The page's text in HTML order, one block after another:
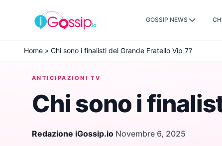
Skip to content
GOSSIP NEWS
Home » Chi sono i finalisti del Grande Fratello Vip 7?
ANTICIPAZIONI TV
Chi sono i
Redazione iGossip.io·Novembre 6, 2025